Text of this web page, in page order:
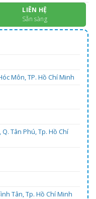
LIÊN HỆ
Sẵn sàng
Môn, TP. Hồ Chí Minh
Tân Phú, Tp. Hồ Chí
Tân, Tp. Hồ Chí Minh